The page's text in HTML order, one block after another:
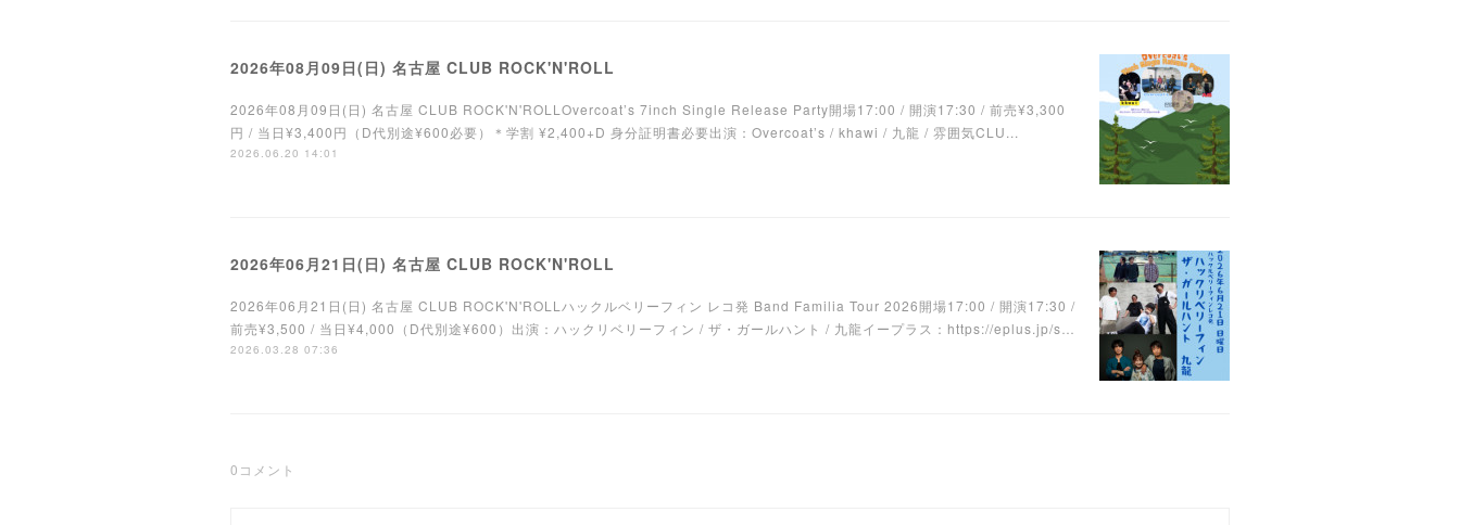
2026年08月09日(日) 名古屋 CLUB ROCK'N'ROLL
2026年08月09日(日) 名古屋 CLUB ROCK'N'ROLLOvercoat’s 7inch Single Release Party開場17:00 / 開演17:30 / 前売¥3,300
円 / 当日¥3,400円（D代別途¥600必要）＊学割 ¥2,400+D 身分証明書必要出演：Overcoat’s / khawi / 九龍 / 雰囲気CLU...
2026.06.20 14:01
2026年06月21日(日) 名古屋 CLUB ROCK'N'ROLL
2026年06月21日(日) 名古屋 CLUB ROCK'N'ROLLハックルベリーフィン レコ発 Band Familia Tour 2026開場17:00 / 開演17:30 /
前売¥3,500 / 当日¥4,000（D代別途¥600）出演：ハックリベリーフィン / ザ・ガールハント / 九龍イープラス：https://eplus.jp/s…
2026.03.28 07:36
0 コメント